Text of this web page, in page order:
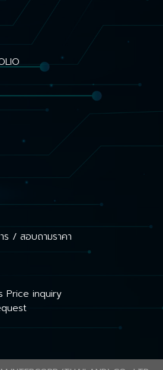
ร / สอบถามราคา
Price inquiry